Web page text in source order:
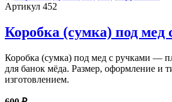
Артикул 452
Коробка (сумка) под мед
Коробка (сумка) под мед с ручками —
для банок мёда. Размер, оформление и
изготовлением.